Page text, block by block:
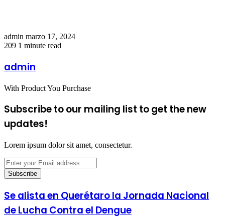
admin Send
an
marzo 17, 2024
209 1 minute read
admin
With Product You Purchase
Subscribe to our mailing list to get the new
updates!
Lorem ipsum dolor sit amet, consectetur.
Enter
your
Email
Se alista en Querétaro la Jornada Nacional
de Lucha Contra el Dengue